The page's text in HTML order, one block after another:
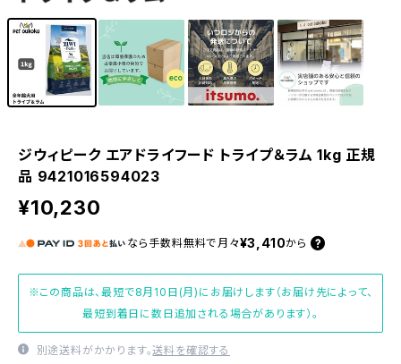
ジウィピーク エアドライフード トライプ＆ラム 1kg 正規
品 9421016594023
¥10,230
なら 手数料無料で 月々¥3,410から
※この商品は、最短で8月10日(月)にお届けします（お届け先によって、
最短到着日に数日追加される場合があります）。
別途送料がかかります。送料を確認する